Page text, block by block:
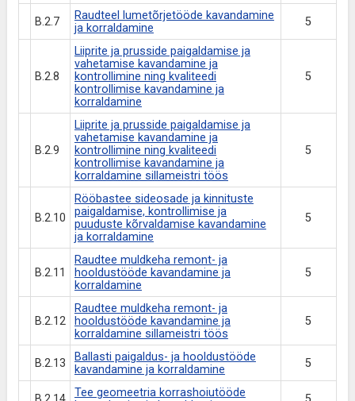
B.2.7
Raudteel lumetõrjetööde kavandamine
ja korraldamine
5
B.2.8
Liiprite ja prusside paigaldamise ja
vahetamise kavandamine ja
kontrollimine ning kvaliteedi
kontrollimise kavandamine ja
korraldamine
5
B.2.9
Liiprite ja prusside paigaldamise ja
vahetamise kavandamine ja
kontrollimine ning kvaliteedi
kontrollimise kavandamine ja
korraldamine sillameistri töös
5
B.2.10
Rööbastee sideosade ja kinnituste
paigaldamise, kontrollimise ja
puuduste kõrvaldamise kavandamine
ja korraldamine
5
B.2.11
Raudtee muldkeha remont- ja
hooldustööde kavandamine ja
korraldamine
5
B.2.12
Raudtee muldkeha remont- ja
hooldustööde kavandamine ja
korraldamine sillameistri töös
5
B.2.13
Ballasti paigaldus- ja hooldustööde
kavandamine ja korraldamine
5
Tee geomeetria korrashoiutööde